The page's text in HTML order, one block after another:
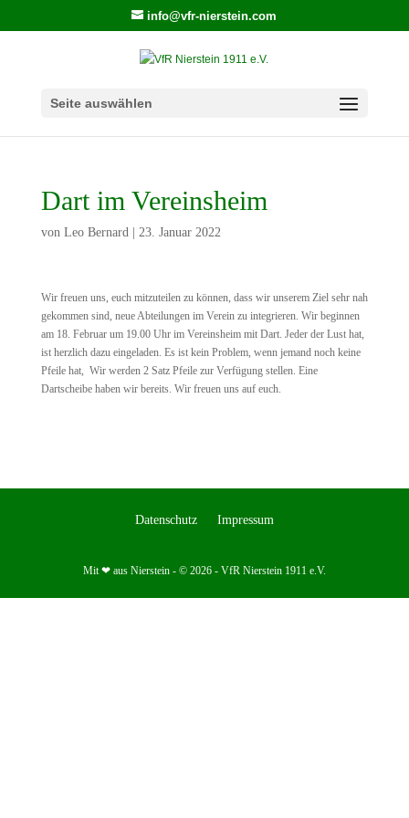
info@vfr-nierstein.com
Seite auswählen
Dart im Vereinsheim
von Leo Bernard| 23. Januar 2022
Wir freuen uns, euch mitzuteilen zu können, dass wir unserem Ziel sehr nah
gekommen sind, neue Abteilungen im Verein zu integrieren. Wir beginnen
am 18. Februar um 19.00 Uhr im Vereinsheim mit Dart. Jeder der Lust hat,
ist herzlich dazu eingeladen. Es ist kein Problem, wenn jemand noch keine
Pfeile hat, Wir werden 2 Satz Pfeile zur Verfügung stellen. Eine
Dartscheibe haben wir bereits. Wir freuen uns auf euch.
Datenschutz Impressum
Mit ❤ aus Nierstein - © 2026 - VfR Nierstein 1911 e.V.